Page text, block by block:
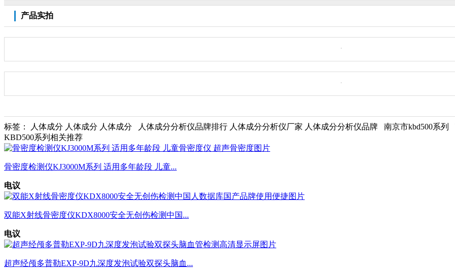
产品实拍
标签： 人体成分 人体成分 人体成分 人体成分分析仪品牌排行 人体成分分析仪厂家 人体成分分析仪品牌 南京市kbd500系列
KBD500系列相关推荐
骨密度检测仪KJ3000M系列 适用多年龄段 儿童...
电议
双能X射线骨密度仪KDX8000安全无创伤检测中国...
电议
超声经颅多普勒EXP-9D九深度发泡试验双探头脑血...